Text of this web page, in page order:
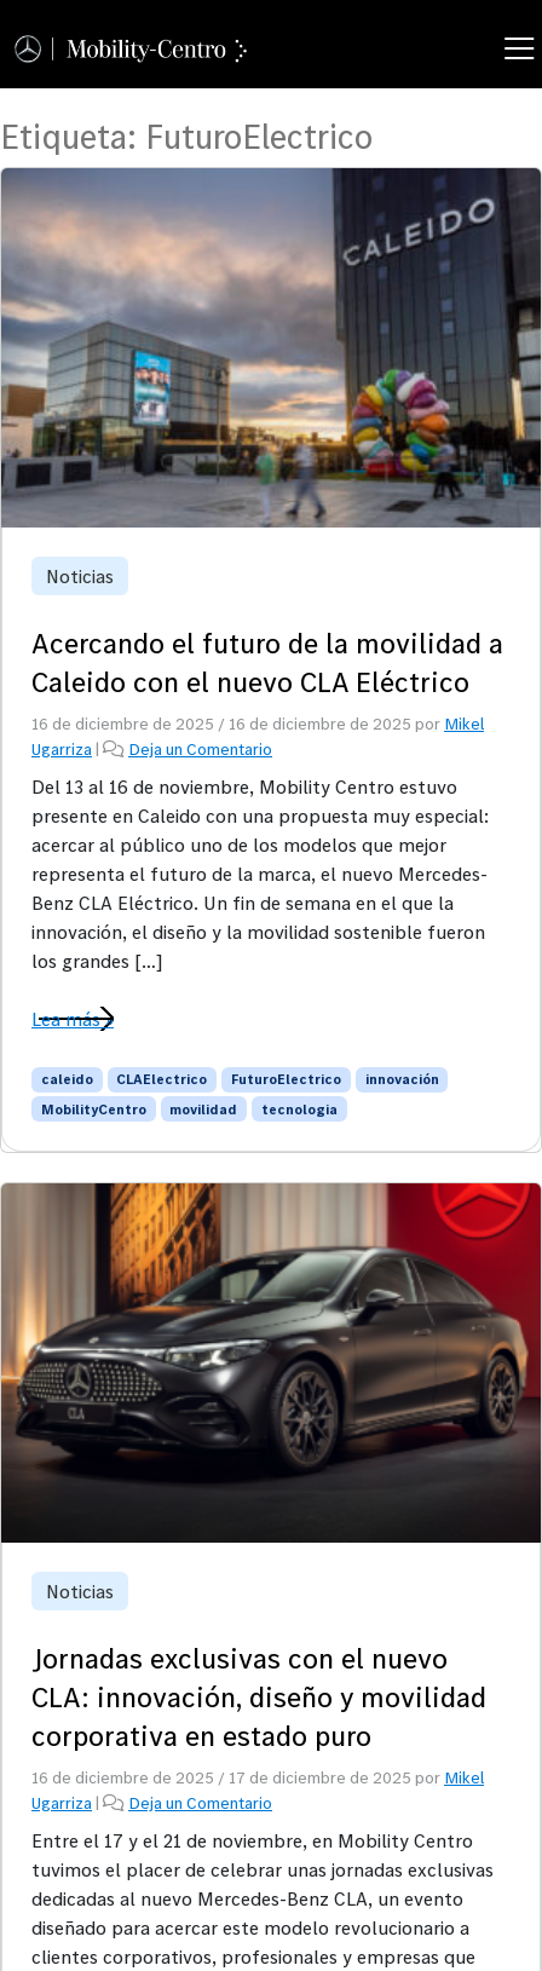
Etiqueta: FuturoElectrico
Noticias
Acercando el futuro de la movilidad a
Caleido con el nuevo CLA Eléctrico
16 de diciembre de 2025 / 16 de diciembre de 2025 por Mikel
Ugarriza | Deja un Comentario
Del 13 al 16 de noviembre, Mobility Centro estuvo
presente en Caleido con una propuesta muy especial:
acercar al público uno de los modelos que mejor
representa el futuro de la marca, el nuevo Mercedes-
Benz CLA Eléctrico. Un fin de semana en el que la
innovación, el diseño y la movilidad sostenible fueron
los grandes […]
Lea más »
caleido CLAElectrico FuturoElectrico
innovación
MobilityCentro
movilidad tecnologia
Noticias
Jornadas exclusivas con el nuevo
CLA: innovación, diseño y movilidad
corporativa en estado puro
16 de diciembre de 2025 / 17 de diciembre de 2025 por Mikel
Ugarriza| Deja un Comentario
Entre el 17 y el 21 de noviembre, en Mobility Centro
tuvimos el placer de celebrar unas jornadas exclusivas
dedicadas al nuevo Mercedes-Benz CLA, un evento
diseñado para acercar este modelo revolucionario a
clientes corporativos, profesionales y empresas que